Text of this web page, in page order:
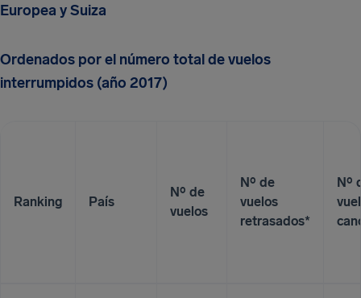
Europea y Suiza
Ordenados por el número total de vuelos
interrumpidos (año 2017)
Ranking País
Nº de
vuelos
Nº de
vuelos
retrasados*
Nº